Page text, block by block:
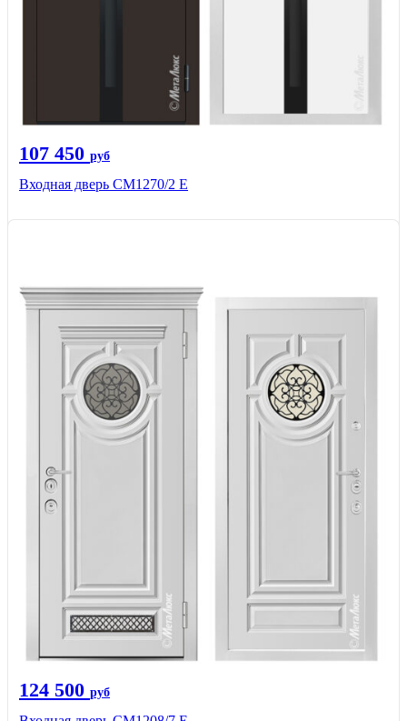
107 450 руб
Входная дверь CМ1270/2 Е
124 500 руб